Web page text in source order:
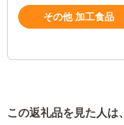
その他 加工食品
この返礼品を見た人は